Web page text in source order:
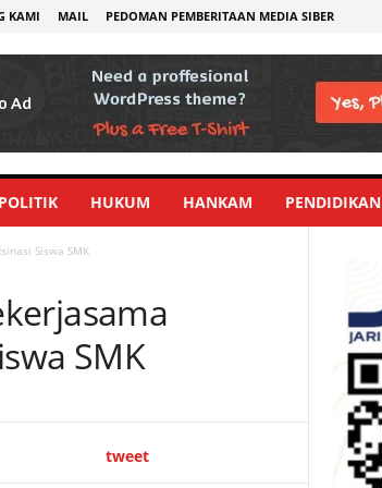
KAMI MAIL PEDOMAN PEMBERITAAN MEDIA SIBER
POLITIK HUKUM HANKAM PENDIDIKAN
Siswa SMK
SMK
tweet